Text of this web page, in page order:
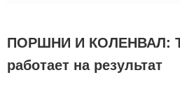
ПОРШНИ И КОЛЕНВАЛ:
работает на результат